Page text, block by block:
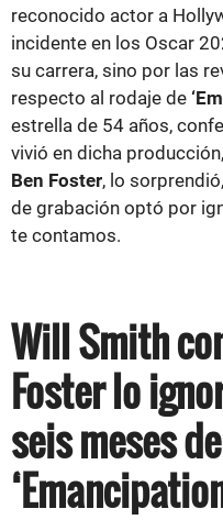
reconocido actor a
incidente en los Oscar
su carrera, sino por las
respecto al rodaje de
estrella de 54 años,
vivió en dicha
Ben Foster, lo
de grabación optó por
te contamos.
Will Smith
Foster lo
seis meses